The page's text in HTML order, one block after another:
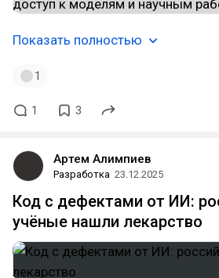
Показать полностью
1
1 3
Артем Алимпиев
Разработка 23.12.2025
Код с дефектами от ИИ:
учёные нашли лекарство